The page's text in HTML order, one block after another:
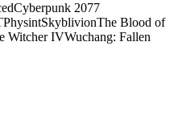
Cyberpunk 2077
PhysintSkyblivionThe Blood of
Witcher IVWuchang: Fallen